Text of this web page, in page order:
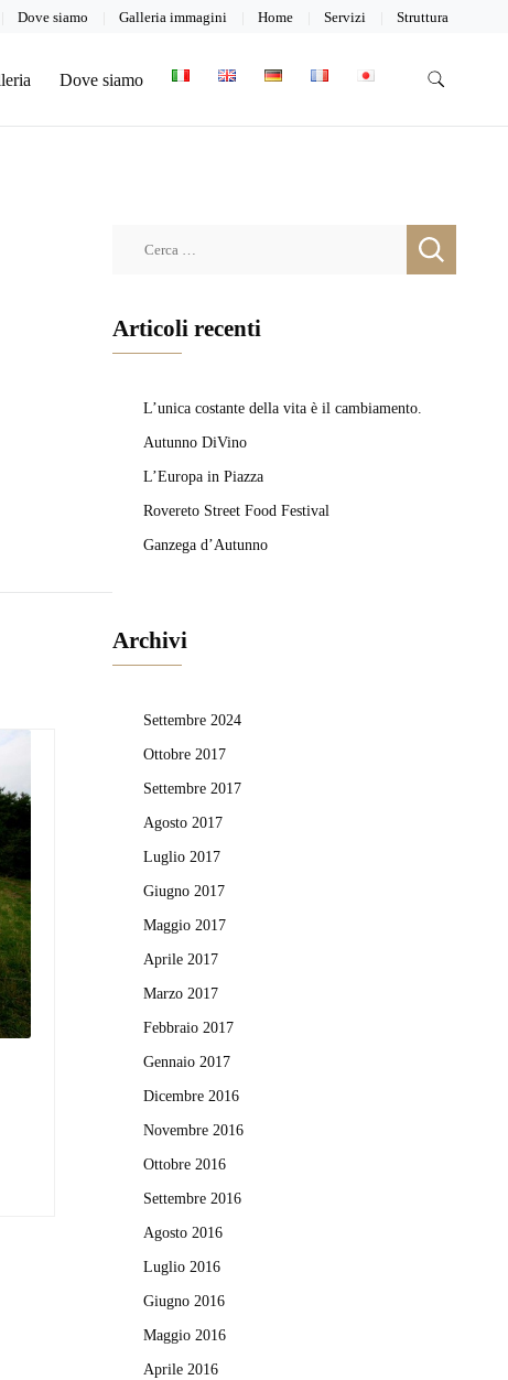
Dove siamo Galleria immagini Home Servizi Struttura
Dove siamo
Articoli recenti
L’unica costante della vita è il cambiamento.
Autunno DiVino
L’Europa in Piazza
Rovereto Street Food Festival
Ganzega d’Autunno
Archivi
Settembre 2024
Ottobre 2017
Settembre 2017
Agosto 2017
Luglio 2017
Giugno 2017
Maggio 2017
Aprile 2017
Marzo 2017
Febbraio 2017
Gennaio 2017
Dicembre 2016
Novembre 2016
Ottobre 2016
Settembre 2016
Agosto 2016
Luglio 2016
Giugno 2016
Maggio 2016
Aprile 2016